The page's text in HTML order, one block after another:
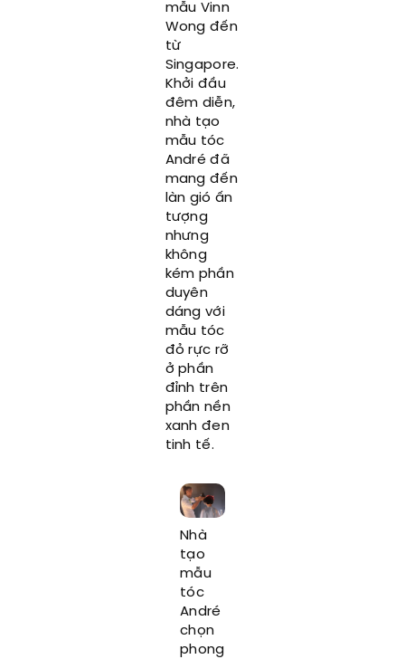
mẫu Vinn
Wong đến
từ
Singapore.
Khởi đầu
đêm diễn,
nhà tạo
mẫu tóc
André đã
mang đến
làn gió ấn
tượng
nhưng
không
kém phần
duyên
dáng với
mẫu tóc
đỏ rực rỡ
ở phần
đỉnh trên
phần nền
xanh đen
tinh tế.
Nhà
tạo
mẫu
tóc
André
chọn
phong